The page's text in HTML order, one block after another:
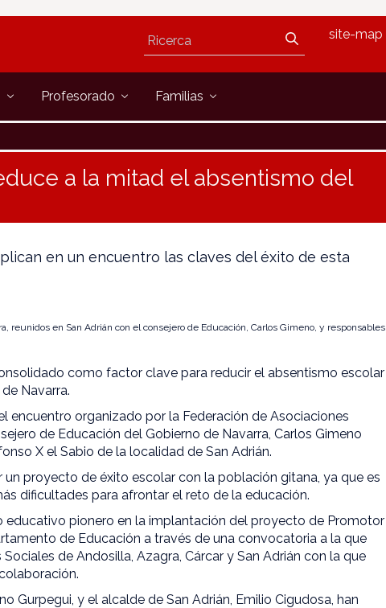
site-map
Profesorado Familias
a la mitad el absentismo del
en un encuentro las claves del éxito de esta
reunidos en San Adrián con el consejero de Educación, Carlos Gimeno, y responsables
como factor clave para reducir el absentismo escolar
Navarra.
encuentro organizado por la Federación de Asociaciones
de Educación del Gobierno de Navarra, Carlos Gimeno
X el Sabio de la localidad de San Adrián.
proyecto de éxito escolar con la población gitana, ya que es
dificultades para afrontar el reto de la educación.
educativo pionero en la implantación del proyecto de Promotor
de Educación a través de una convocatoria a la que
de Andosilla, Azagra, Cárcar y San Adrián con la que
Gurpegui, y el alcalde de San Adrián, Emilio Cigudosa, han